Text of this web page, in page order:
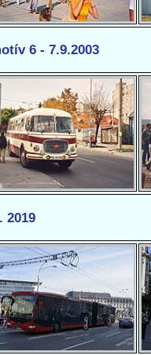
6 - 7.9.2003
2019